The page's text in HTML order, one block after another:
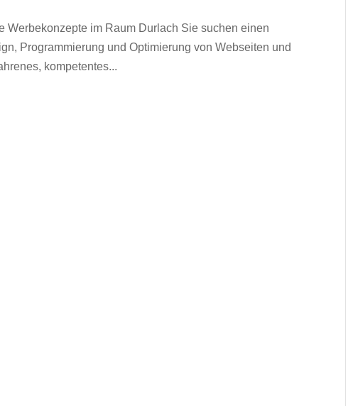
Werbekonzepte im Raum Durlach Sie suchen einen
Programmierung und Optimierung von Webseiten und
kompetentes...